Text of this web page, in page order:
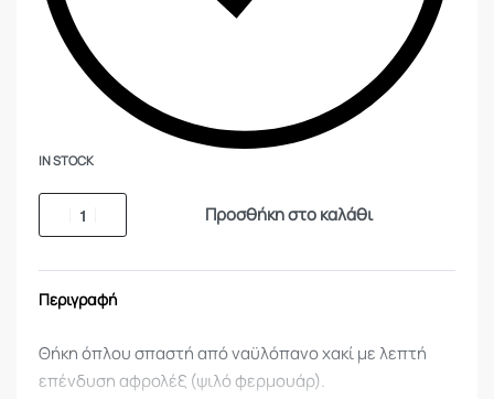
IN STOCK
Προσθήκη στο καλάθι
Περιγραφή
Θήκη όπλου σπαστή από ναϋλόπανο χακί με λεπτή
επένδυση αφρολέξ (ψιλό φερμουάρ).